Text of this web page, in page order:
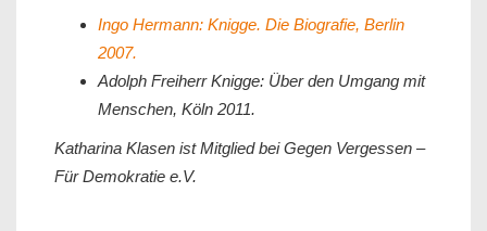
Ingo Hermann: Knigge. Die Biografie, Berlin
2007.
Adolph Freiherr Knigge: Über den Umgang mit
Menschen, Köln 2011.
Katharina Klasen ist Mitglied bei Gegen Vergessen –
Für Demokratie e.V.